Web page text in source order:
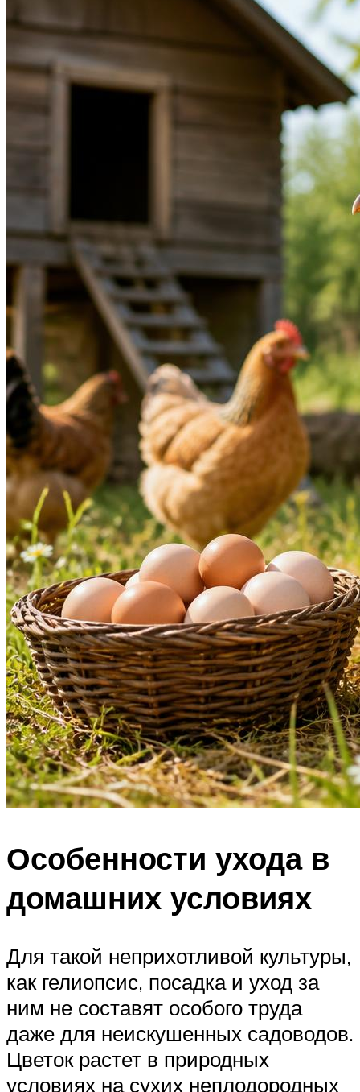
Особенности ухода в
домашних условиях
Для такой неприхотливой культуры,
как гелиопсис, посадка и уход за
ним не составят особого труда
даже для неискушенных садоводов.
Цветок растет в природных
условиях на сухих неплодородных